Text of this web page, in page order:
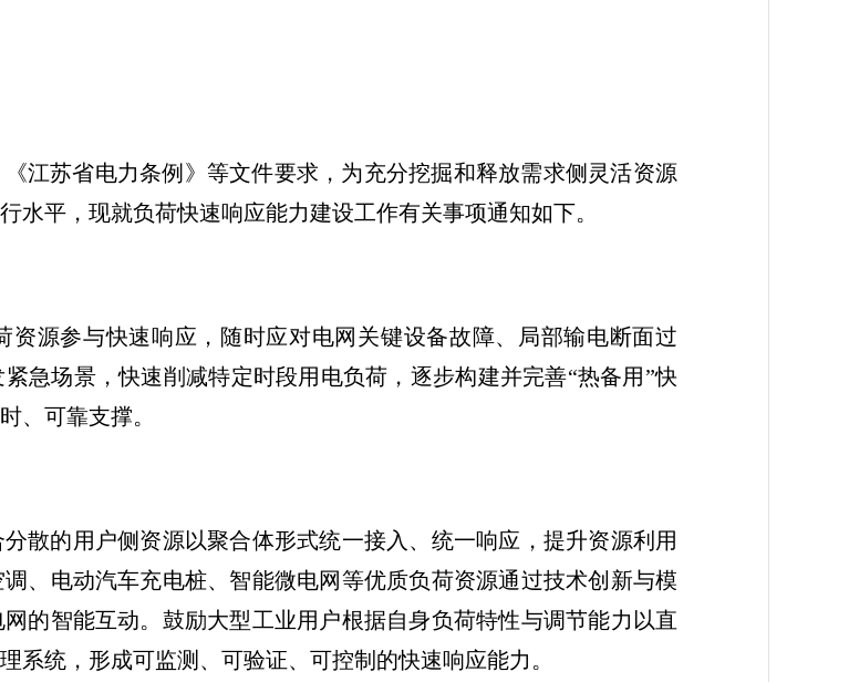
江苏省电力条例》等文件要求，为充分挖掘和释放需求侧灵活资源
水平，现就负荷快速响应能力建设工作有关事项通知如下。
资源参与快速响应，随时应对电网关键设备故障、局部输电断面过
急场景，快速削减特定时段用电负荷，逐步构建并完善“热备用”快
、可靠支撑。
散的用户侧资源以聚合体形式统一接入、统一响应，提升资源利用
、电动汽车充电桩、智能微电网等优质负荷资源通过技术创新与模
的智能互动。鼓励大型工业用户根据自身负荷特性与调节能力以直
系统，形成可监测、可验证、可控制的快速响应能力。